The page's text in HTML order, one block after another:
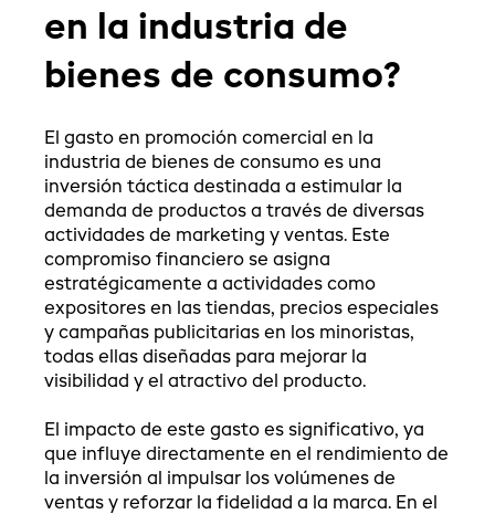
en la industria de
bienes de consumo?
El gasto en promoción comercial en la
industria de bienes de consumo es una
inversión táctica destinada a estimular la
demanda de productos a través de diversas
actividades de marketing y ventas. Este
compromiso financiero se asigna
estratégicamente a actividades como
expositores en las tiendas, precios especiales
y campañas publicitarias en los minoristas,
todas ellas diseñadas para mejorar la
visibilidad y el atractivo del producto.
El impacto de este gasto es significativo, ya
que influye directamente en el rendimiento de
la inversión al impulsar los volúmenes de
ventas y reforzar la fidelidad a la marca. En el